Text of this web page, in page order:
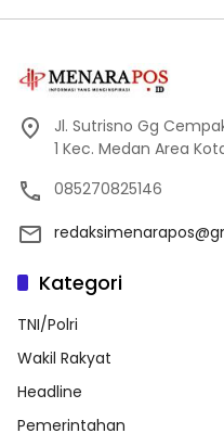
Jl. Sutrisno Gg
1 Kec. Medan Area
085270825146
Kategori
TNI/Polri
Wakil Rakyat
Headline
Pemerintahan